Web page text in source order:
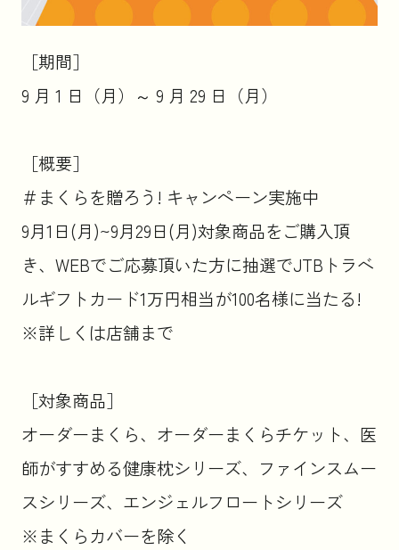
［期間］
9 月 1 日（月）～ 9 月 29 日（月）
［概要］
＃まくらを贈ろう! キャンペーン実施中
9月1日(月)~9月29日(月)対象商品をご購入頂
き、WEBでご応募頂いた方に抽選でJTBトラベ
ルギフトカード1万円相当が100名様に当たる!
※詳しくは店舗まで
［対象商品］
オーダーまくら、オーダーまくらチケット、医
師がすすめる健康枕シリーズ、ファインスムー
スシリーズ、エンジェルフロートシリーズ
※まくらカバーを除く